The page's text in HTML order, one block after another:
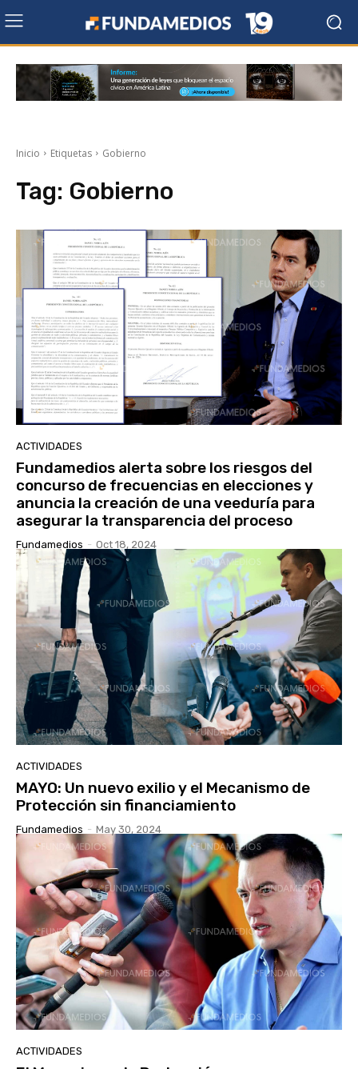
Inicio Etiquetas Gobierno
Tag: Gobierno
ACTIVIDADES
Fundamedios alerta sobre los riesgos del
concurso de frecuencias en elecciones y
anuncia la creación de una veeduría para
asegurar la transparencia del proceso
Fundamedios - Oct 18, 2024
ACTIVIDADES
MAYO: Un nuevo exilio y el Mecanismo de
Protección sin financiamiento
Fundamedios - May 30, 2024
ACTIVIDADES